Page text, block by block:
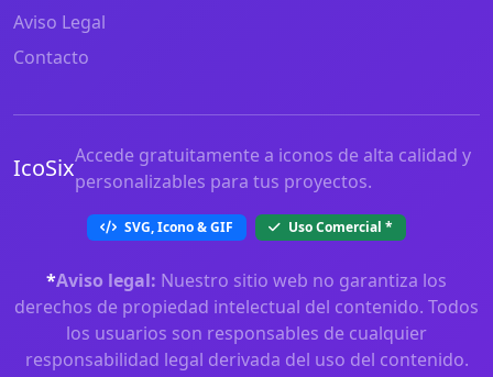
Aviso Legal
Contacto
IcoSixAccede gratuitamente a iconos de alta calidad y
personalizables para tus proyectos.
SVG, Icono & GIF Uso Comercial *
*Aviso legal: Nuestro sitio web no garantiza los
derechos de propiedad intelectual del contenido. Todos
los usuarios son responsables de cualquier
responsabilidad legal derivada del uso del contenido.